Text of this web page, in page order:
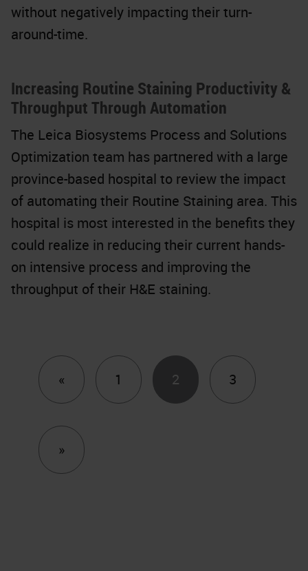
without negatively impacting their turn-
around-time.
Increasing Routine Staining Productivity &
Throughput Through Automation
The Leica Biosystems Process and Solutions
Optimization team has partnered with a large
province-based hospital to review the impact
of automating their Routine Staining area. This
hospital is most interested in the benefits they
could realize in reducing their current hands-
on intensive process and improving the
throughput of their H&E staining.
« Previous1 2 3
»Next